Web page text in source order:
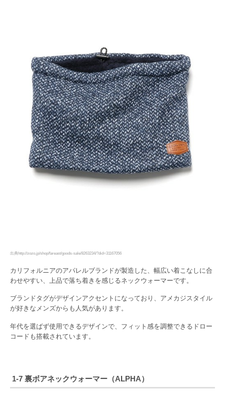
出典http://zozo.jp/shop/fareast/goods-sale/8263234/?did=31167056
カリフォルニアのアパレルブランドが製造した、幅広い着こなしに合
わせやすい、上品で落ち着きを感じるネックウォーマーです。
ブランドタグがデザインアクセントになっており、アメカジスタイル
が好きなメンズからも人気があります。
年代を選ばず使用できるデザインで、フィット感を調整できるドロー
コードも搭載されています。
1-7 裏ボアネックウォーマー（ALPHA）